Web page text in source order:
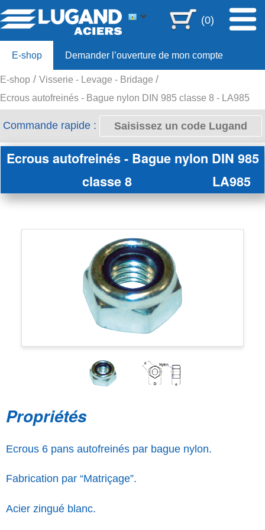
(0)
E-shop Demander l’ouverture de mon compte
Offre 80ans
E-shop
Visserie - Levage - Bridage
Ecrous autofreinés - Bague nylon DIN 985 classe 8 - LA985
Commande rapide :
Ecrous autofreinés - Bague nylon DIN 985
classe 8
LA985
Propriétés
Ecrous 6 pans autofreinés par bague nylon.
Fabrication par “Matriçage”.
Acier zingué blanc.